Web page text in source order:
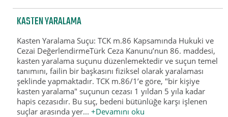
KASTEN YARALAMA
Kasten Yaralama Suçu: TCK m.86 Kapsamında Hukuki ve
Cezai DeğerlendirmeTürk Ceza Kanunu’nun 86. maddesi,
kasten yaralama suçunu düzenlemektedir ve suçun temel
tanımını, failin bir başkasını fiziksel olarak yaralaması
şeklinde yapmaktadır. TCK m.86/1’e göre, "bir kişiye
kasten yaralama" suçunun cezası 1 yıldan 5 yıla kadar
hapis cezasıdır. Bu suç, bedeni bütünlüğe karşı işlenen
suçlar arasında yer...+Devamını oku